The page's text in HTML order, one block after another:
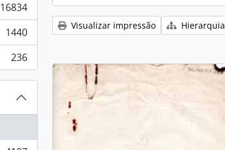
16834
1440
236
Visualizar impressão Hierarquia